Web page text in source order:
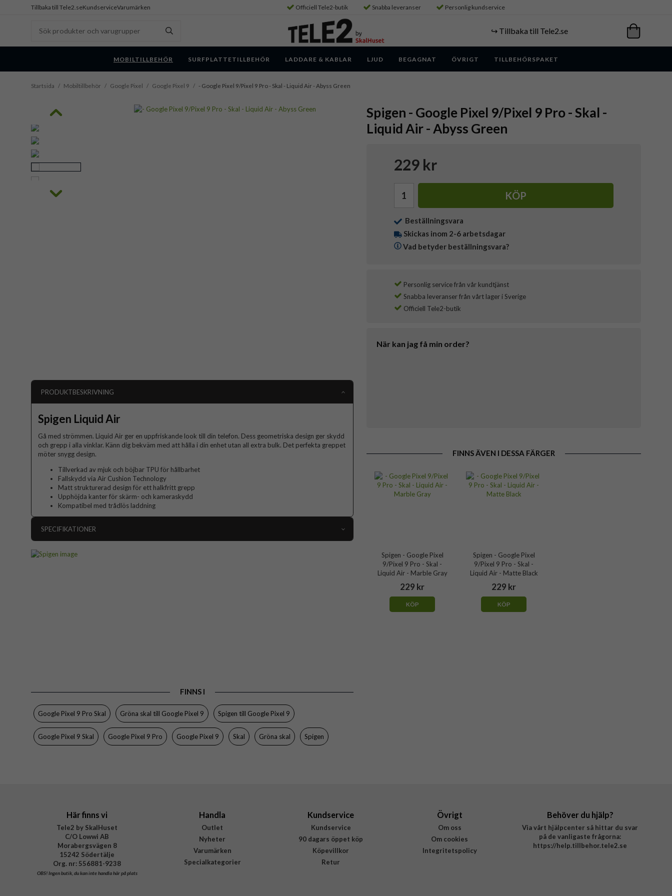
Tillbaka till Tele2.seKundserviceVarumärken Officiell Tele2-butik Snabba leveranser Personlig kundservice
↪️ Tillbaka till Tele2.se
MOBILTILLBEHÖR SURFPLATTETILLBEHÖR LADDARE & KABLAR LJUD BEGAGNAT ÖVRIGT TILLBEHÖRSPAKET
Startsida / Mobiltillbehör / Google Pixel / Google Pixel 9 / - Google Pixel 9/Pixel 9 Pro - Skal - Liquid Air - Abyss Green
Spigen - Google Pixel 9/Pixel 9 Pro - Skal -
Liquid Air - Abyss Green
229 kr
KÖP
Beställningsvara
Skickas inom 2-6 arbetsdagar
Vad betyder beställningsvara?
Personlig service från vår kundtjänst
Snabba leveranser från vårt lager i Sverige
Officiell Tele2-butik
När kan jag få min order?
FINNS ÄVEN I DESSA FÄRGER
Spigen - Google Pixel
9/Pixel 9 Pro - Skal -
Liquid Air - Marble Gray
229 kr
KÖP
Spigen - Google Pixel
9/Pixel 9 Pro - Skal -
Liquid Air - Matte Black
229 kr
KÖP
PRODUKTBESKRIVNING
Spigen Liquid Air
Gå med strömmen. Liquid Air ger en uppfriskande look till din telefon. Dess geometriska design ger skydd
och grepp i alla vinklar. Känn dig bekväm med att hålla i din enhet utan all extra bulk. Det perfekta greppet
möter snygg design.
Tillverkad av mjuk och böjbar TPU för hållbarhet
Fallskydd via Air Cushion Technology
Matt strukturerad design för ett halkfritt grepp
Upphöjda kanter för skärm- och kameraskydd
Kompatibel med trådlös laddning
SPECIFIKATIONER
FINNS I
Google Pixel 9 Pro Skal Gröna skal till Google Pixel 9 Spigen till Google Pixel 9
Google Pixel 9 Skal Google Pixel 9 Pro Google Pixel 9 Skal Gröna skal Spigen
Här finns vi
Tele2 by SkalHuset
C/O Lowwi AB
Morabergsvägen 8
15242 Södertälje
Org. nr: 556881-9238
OBS!Ingen butik, du kan inte handla här på plats
Handla
Outlet
Nyheter
Varumärken
Specialkategorier
Kundservice
Kundservice
90 dagars öppet köp
Köpevillkor
Retur
Övrigt
Om oss
Om cookies
Integritetspolicy
Behöver du hjälp?
Via vårt hjälpcenter så hittar du svar
på de vanligaste frågorna:
https://help.tillbehor.tele2.se